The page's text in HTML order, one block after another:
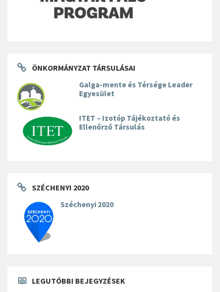
ÖNKORMÁNYZAT TÁRSULÁSAI
Galga-mente és Térsége Leader
Egyesület
ITET – Izotóp Tájékoztató és
Ellenőrző Társulás
SZÉCHENYI 2020
Széchenyi 2020
LEGUTÓBBI BEJEGYZÉSEK